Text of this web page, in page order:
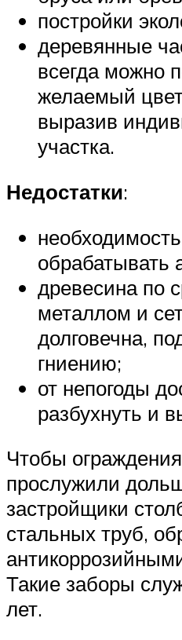
постройки
деревянные
всегда можно
желаемый
выразив
участка.
Недостатки:
обрабатывать
древесина по
металлом и
долговечна,
гниению;
от непогоды
разбухнуть и
Чтобы
прослужили
застройщики
стальных труб,
Такие заборы
лет.